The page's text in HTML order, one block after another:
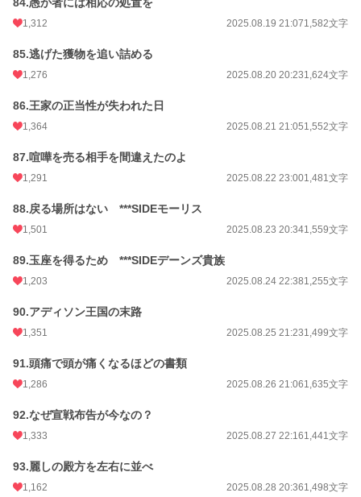
1,312 2025.08.19 21:071,582文字
85.逃げた獲物を追い詰める
1,276 2025.08.20 20:231,624文字
86.王家の正当性が失われた日
1,364 2025.08.21 21:051,552文字
87.喧嘩を売る相手を間違えたのよ
1,291 2025.08.22 23:001,481文字
88.戻る場所はない ***SIDEモーリス
1,501 2025.08.23 20:341,559文字
89.玉座を得るため ***SIDEデーンズ貴族
1,203 2025.08.24 22:381,255文字
90.アディソン王国の末路
1,351 2025.08.25 21:231,499文字
91.頭痛で頭が痛くなるほどの書類
1,286 2025.08.26 21:061,635文字
92.なぜ宣戦布告が今なの？
1,333 2025.08.27 22:161,441文字
93.麗しの殿方を左右に並べ
1,162 2025.08.28 20:361,498文字